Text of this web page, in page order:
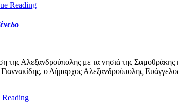
Reading
Αλεξανδρούπολης με τα νησιά της Σαμοθράκης
ο Δήμαρχος Αλεξανδρούπολης